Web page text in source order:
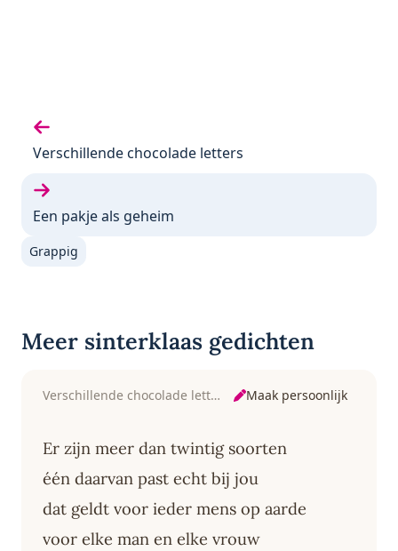
Vorige gedicht:
Verschillende chocolade letters
Volgende gedicht:
Een pakje als geheim
Grappig
Meer sinterklaas gedichten
Verschillende chocolade letters Maak persoonlijk
Er zijn meer dan twintig soorten
één daarvan past echt bij jou
dat geldt voor ieder mens op aarde
voor elke man en elke vrouw